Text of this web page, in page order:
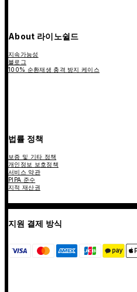
About 라이노쉴드
지속가능성
블로그
100% 순환재생 충격 방지 케이스
법률 정책
보증 및 기타 정책
개인정보 보호정책
서비스 약관
PIPA 준수
지적 재산권
지원 결제 방식